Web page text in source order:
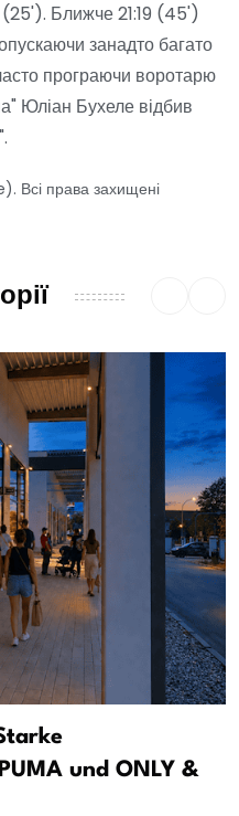
(25'). Ближче 21:19 (45')
занадто багато
програючи воротарю
Юліан Бухеле відбив
Всі права захищені
und ONLY &